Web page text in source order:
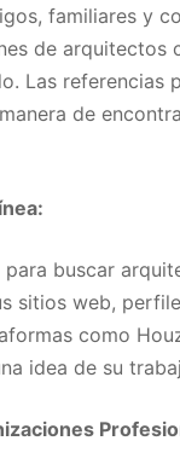
familiares y
de arquitectos
Las referencias
de
buscar
sitios web,
como
idea de su